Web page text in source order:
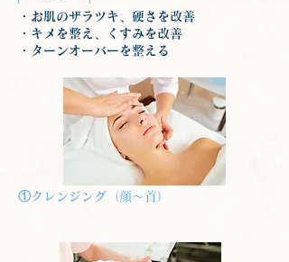
・お肌のザラツキ、硬さを改善
・キメを整え、くすみを改善
・ターンオーバーを整える
①クレンジング（顔～首）